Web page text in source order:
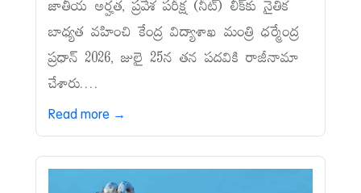
జాతీయ అర్హత, ప్రవేశ పరీక్ష (నీట్‌) లీక్‌కు నైతిక
బాధ్యత వహించి కేంద్ర విద్యాశాఖ మంత్రి ధర్మేంద్ర
ప్రధాన్‌ 2026, జులై 25న తన పదవికి రాజీనామా
చేశారు....
Read more →